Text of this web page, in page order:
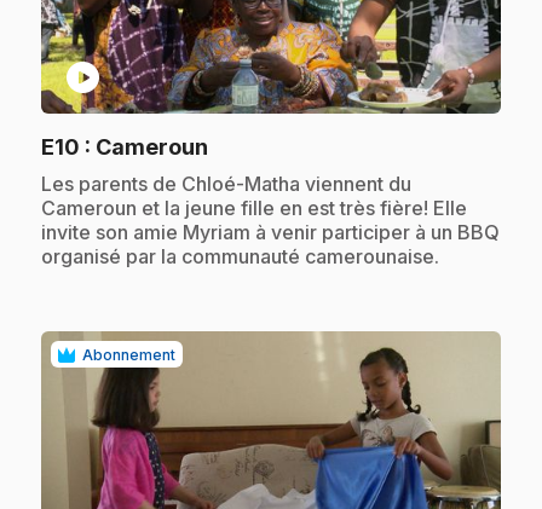
play_circle
E10 : Cameroun
.Les parents de Chloé-Matha viennent du
Cameroun et la jeune fille en est très fière! Elle
invite son amie Myriam à venir participer à un BBQ
organisé par la communauté camerounaise.
Abonnement